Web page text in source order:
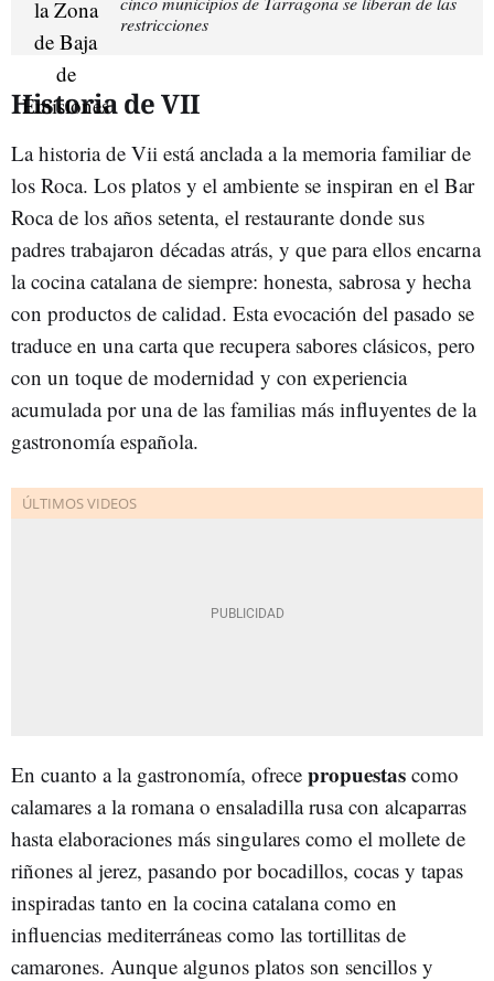
restricciones
Historia de VII
La historia de Vii está anclada a la memoria familiar de
los Roca. Los platos y el ambiente se inspiran en el Bar
Roca de los años setenta, el restaurante donde sus
padres trabajaron décadas atrás, y que para ellos encarna
la cocina catalana de siempre: honesta, sabrosa y hecha
con productos de calidad. Esta evocación del pasado se
traduce en una carta que recupera sabores clásicos, pero
con un toque de modernidad y con experiencia
acumulada por una de las familias más influyentes de la
gastronomía española.
En cuanto a la gastronomía, ofrece propuestas como
calamares a la romana o ensaladilla rusa con alcaparras
hasta elaboraciones más singulares como el mollete de
riñones al jerez, pasando por bocadillos, cocas y tapas
inspiradas tanto en la cocina catalana como en
influencias mediterráneas como las tortillitas de
camarones. Aunque algunos platos son sencillos y